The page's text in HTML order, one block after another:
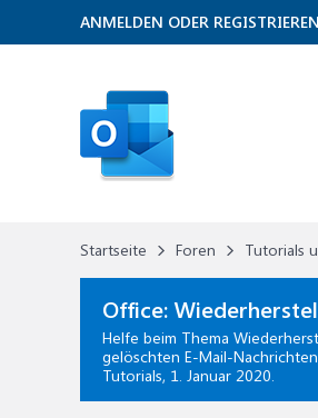
Startseite Foren Tutorials
Office:
Helfe beim Thema
gelöschten E-Mail-
Tutorials, 1. Januar 2020.
ANMELDEN ODER REGISTRIEREN